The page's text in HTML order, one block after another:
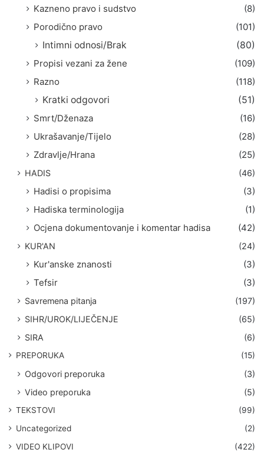
Kazneno pravo i sudstvo
(8)
Porodično pravo
(101)
Intimni odnosi/Brak
(80)
Propisi vezani za žene
(109)
Razno
(118)
Kratki odgovori
(51)
Smrt/Dženaza
(16)
Ukrašavanje/Tijelo
(28)
Zdravlje/Hrana
(25)
HADIS (46)
Hadisi o propisima
(3)
Hadiska terminologija
(1)
Ocjena dokumentovanje i komentar hadisa
(42)
KUR'AN (24)
Kur'anske znanosti
(3)
Tefsir
(3)
Savremena pitanja
(197)
SIHR/UROK/LIJEČENJE
(65)
SIRA
(6)
PREPORUKA (15)
Odgovori preporuka
(3)
Video preporuka
(5)
TEKSTOVI
(99)
Uncategorized
(2)
VIDEO KLIPOVI
(422)